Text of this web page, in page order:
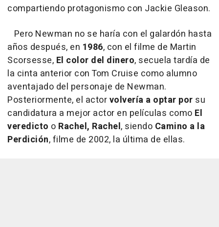
compartiendo protagonismo con Jackie Gleason.
Pero Newman no se haría con el galardón hasta
años después, en 1986, con el filme de Martin
Scorsesse, El color del dinero, secuela tardía de
la cinta anterior con Tom Cruise como alumno
aventajado del personaje de Newman.
Posteriormente, el actorvolvería a optar por su
candidatura a mejor actor en películas como El
veredicto o Rachel, Rachel, siendo Camino a la
Perdición, filme de 2002, la última de ellas.